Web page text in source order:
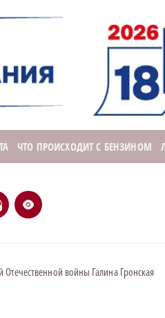
ЧТО ПРОИСХОДИТ С БЕНЗИНОМ
e
Отечественной войны Галина Гронская